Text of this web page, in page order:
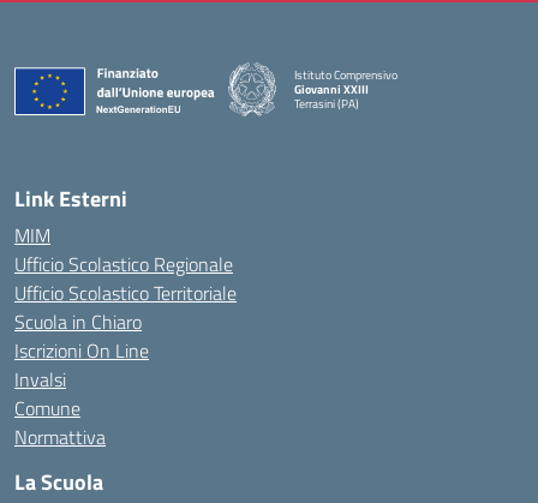
Istituto Comprensivo
Giovanni XXIII
Terrasini (PA)
Link Esterni
MIM
Ufficio Scolastico Regionale
Ufficio Scolastico Territoriale
Scuola in Chiaro
Iscrizioni On Line
Invalsi
Comune
Normattiva
La Scuola